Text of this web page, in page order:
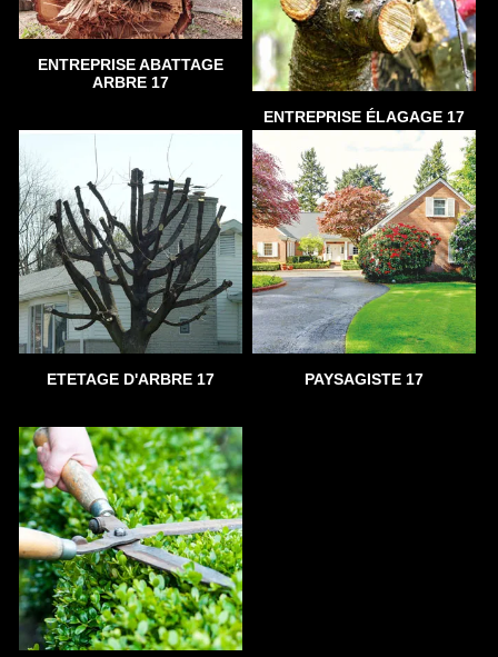
ENTREPRISE ABATTAGE
ARBRE 17
ENTREPRISE ÉLAGAGE 17
ETETAGE D'ARBRE 17 PAYSAGISTE 17